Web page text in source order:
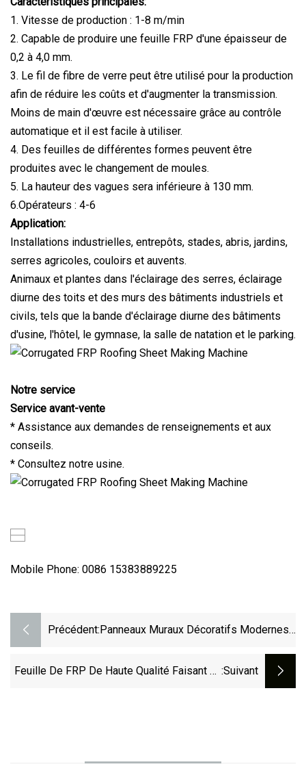
1. Vitesse de production : 1-8 m/min
2. Capable de produire une feuille FRP d'une épaisseur de
0,2 à 4,0 mm.
3. Le fil de fibre de verre peut être utilisé pour la production
afin de réduire les coûts et d'augmenter la transmission.
Moins de main d'œuvre est nécessaire grâce au contrôle
automatique et il est facile à utiliser.
4. Des feuilles de différentes formes peuvent être
produites avec le changement de moules.
5. La hauteur des vagues sera inférieure à 130 mm.
6.Opérateurs : 4-6
Application:
Installations industrielles, entrepôts, stades, abris, jardins,
serres agricoles, couloirs et auvents.
Animaux et plantes dans l'éclairage des serres, éclairage
diurne des toits et des murs des bâtiments industriels et
civils, tels que la bande d'éclairage diurne des bâtiments
d'usine, l'hôtel, le gymnase, la salle de natation et le parking.
Notre service
Service avant-vente
* Assistance aux demandes de renseignements et aux
conseils.
* Consultez notre usine.
Mobile Phone: 0086 15383889225
Précédent: Panneaux Muraux Décoratifs Modernes
Muraux Composites En Plastique Et En
Feuille De FRP De Haute Qualité Faisant La :suivant